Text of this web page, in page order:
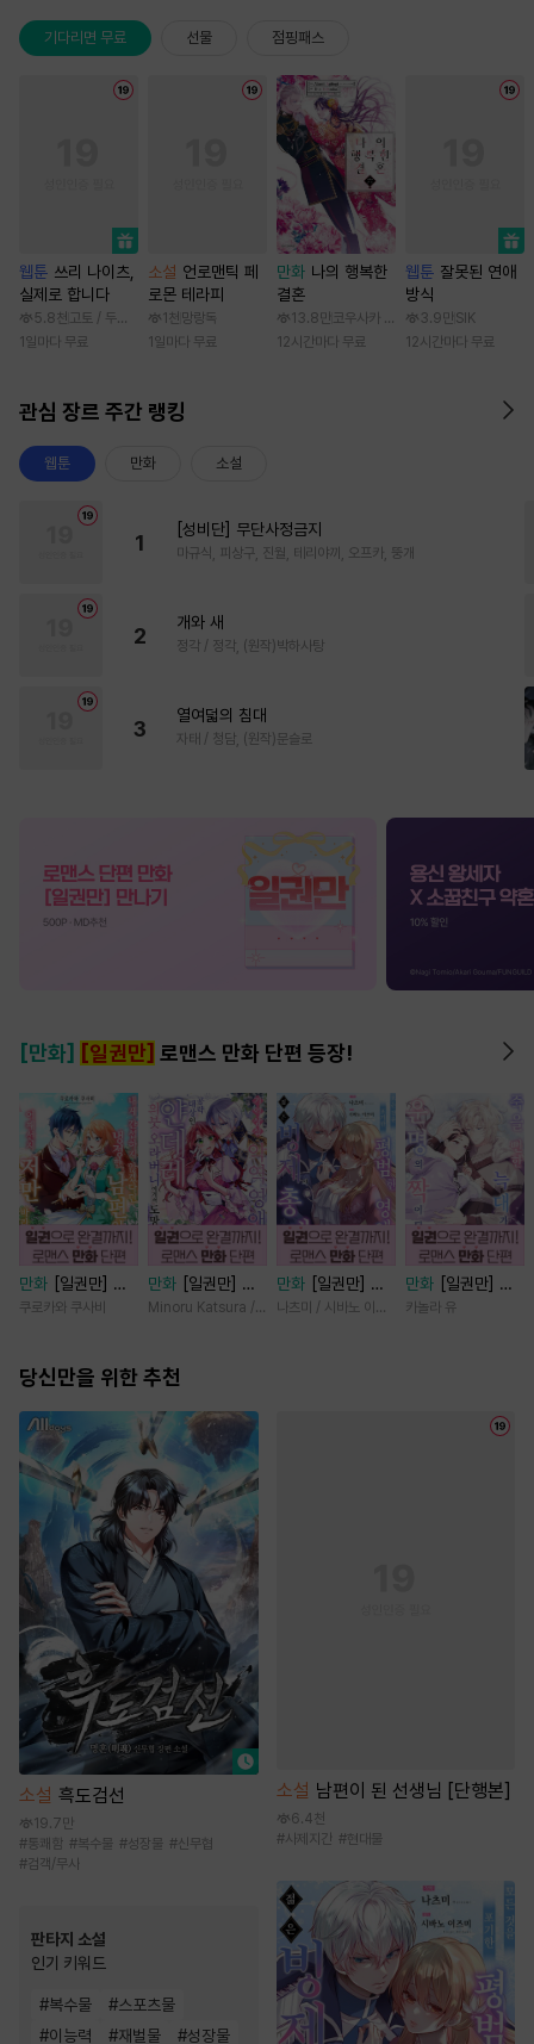
기다리면 무료 선물 점핑패스
웹툰 쓰리 나이츠,
실제로 합니다
5.8천 고토 / 두나래
1일마다 무료
소설 언로맨틱 페
로몬 테라피
1천 망랑독
1일마다 무료
만화 나의 행복한
결혼
13.8만 코우사카 리토 / 아기토기 아쿠미
12시간마다 무료
웹툰 잘못된 연애
방식
3.9만 SIK
12시간마다 무료
관심 장르 주간 랭킹
웹툰 만화 소설
1
[성비단] 무단사정금지
마규식, 피상구, 진월, 테리야끼, 오프카, 뚱개
2
개와 새
정각 / 정각, (원작)박하사탕
3
열여덟의 침대
자태 / 청담, (원작)문슬로
[만화] [일권만] 로맨스 만화 단편 등장!
만화
[일권만] 내
게 간섭하지 않겠
바라봅니다 [단행
쿠로카와 쿠사비
만화
[일권만] 기
억상실 악역 영애
니에게서 도망칠
본]
Minoru Katsura / Mizune
만화
[일권만] 모
든 것을 포기한 평
나츠미 / 시바노 이즈미
만화
[일권만] 죽
을 뻔한 늑대가 운
카놀라 유
당신만을 위한 추천
소설 흑도검선
19.7만
#통쾌함 #복수물 #성장물 #신무협
#검객/무사
판타지 소설
인기 키워드
#복수물 #스포츠물
#이능력 #재벌물 #성장물
소설 남편이 된 선생님 [단행본]
6.4천
#사제지간 #현대물